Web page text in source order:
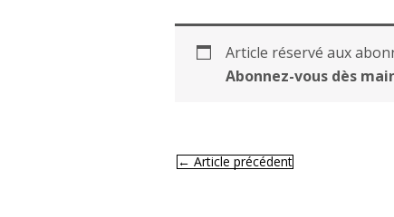
Article réservé aux
Abonnez-vous dès
← Article précédent